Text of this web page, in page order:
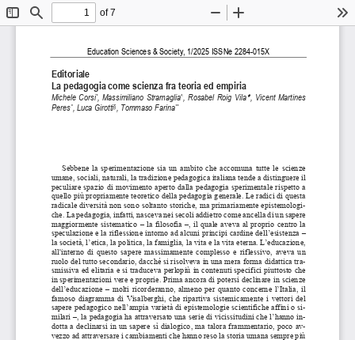
ToggleFind
of 7
Zoom
Education Sciences & Society, 1/2025 ISSNe 2284-015X
Editoriale
La pedagogia come scienza fra teoria ed empiria
Michele Corsi*, Massimiliano Stramaglia^ , Rosabel Roig Vila 
, Vicent Martines
Peres°, Luca Girotti§ , Tommaso Farina**
Sebbene  la  sperimentazione  sia  un  ambito  che  accomuna  tutte  le  scienze
umane, sociali, naturali, la tradizione pedagogica italiana tende a distinguere il
peculiare spazio di movimento aperto dalla pedagogia sperimentale rispetto a
quello più propriamente teoretico della pedagogia generale. Le radici di questa
radicale diversità non sono soltanto storiche, ma primariamente epistemologi-
che. La pedagogia, infatti, nasceva nei secoli addietro come ancella di un sapere
maggiormente  sistematico  –  la  filosofia  –,  il  quale  aveva  al  proprio  centro  la
speculazione e la riflessione intorno ad alcuni principi cardine dell’esistenza –
la società, l’etica, la politica, la famiglia, la vita e la vita eterna. L’educazione,
all'interno  di  questo  sapere  massimamente  complesso  e  riflessivo,  aveva  un
ruolo del tutto secondario, dacché si risolveva in una mera forma didattica tra-
smissiva ed elitaria e si traduceva perlopiù in contenuti specifici piuttosto che
in sperimentazioni vere e proprie. Prima ancora di potersi declinare in scienze
dell’educazione  –  molti  ricorderanno,  almeno  per  quanto  concerne  l’Italia,  il
famoso  diagramma  di  Visalberghi,  che  ripartiva  sistemicamente  i  vettori  del
sapere pedagogico nell’ampia varietà di epistemologie scientifiche affini o si-
milari –, la pedagogia ha attraversato una serie di vicissitudini che l’hanno in-
dotta a declinarsi in un sapere sì dialogico, ma talora frammentario, poco av-
vezzo ad attraversare i cambiamenti che hanno reso la storia umana sempre più